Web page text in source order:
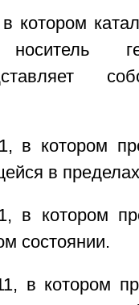
котором
в котором
в
в котором
состоянии.
в котором